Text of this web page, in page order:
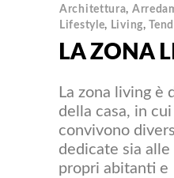
Architettura,
Lifestyle, Living,
LA ZONA
La zona living è
della casa, in
convivono
dedicate sia alle
propri abitanti